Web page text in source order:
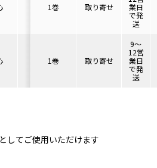
68mm以上 11.2mm
70mm以上 11.6mm
1巻 取り寄せ
業日
で発
送
1巻 取り寄せ
9～
12営
業日
で発
送
してご使用いただけます